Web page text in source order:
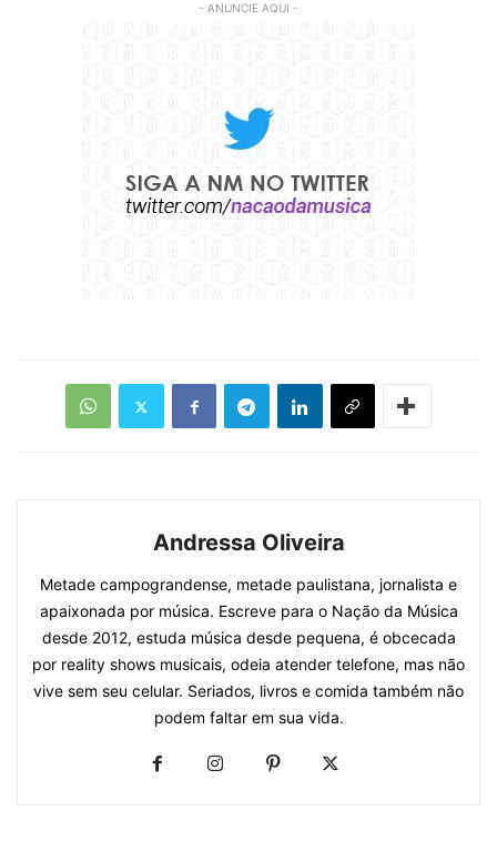
- ANUNCIE AQUI -
Andressa Oliveira
Metade campograndense, metade paulistana, jornalista e
apaixonada por música. Escreve para o Nação da Música
desde 2012, estuda música desde pequena, é obcecada
por reality shows musicais, odeia atender telefone, mas não
vive sem seu celular. Seriados, livros e comida também não
podem faltar em sua vida.